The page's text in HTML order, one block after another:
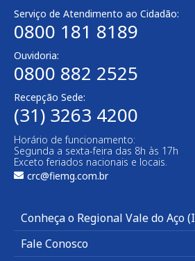
Serviço de Atendimento ao Cidadão:
0800 181 8189
Ouvidoria:
0800 882 2525
Recepção Sede:
(31) 3263 4200
Horário de funcionamento:
Segunda a sexta-feira das 8h às 17h
Exceto feriados nacionais e locais.
crc@fiemg.com.br
Conheça o Regional Vale do Aço
Fale Conosco